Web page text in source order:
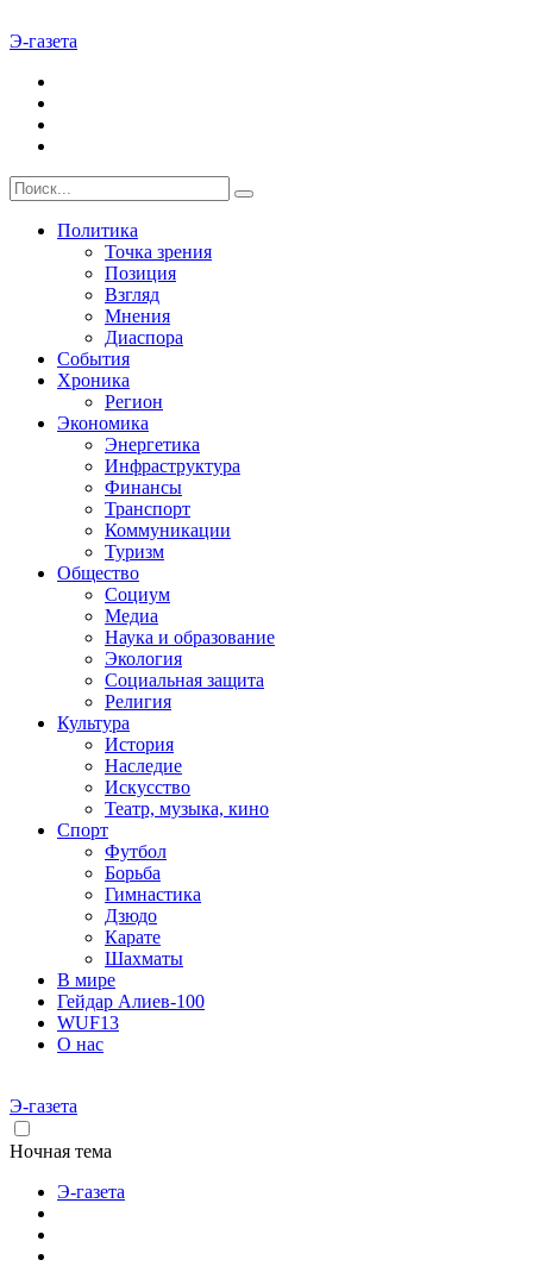
Э-газета
Политика
Точка зрения
Позиция
Взгляд
Мнения
Диаспора
События
Хроника
Регион
Экономика
Энергетика
Инфраструктура
Финансы
Транспорт
Коммуникации
Туризм
Общество
Социум
Медиа
Наука и образование
Экология
Социальная защита
Религия
Культура
История
Наследие
Искусство
Театр, музыка, кино
Спорт
Футбол
Борьба
Гимнастика
Дзюдо
Карате
Шахматы
В мире
Гейдар Алиев-100
WUF13
О нас
Э-газета
Ночная тема
Э-газета